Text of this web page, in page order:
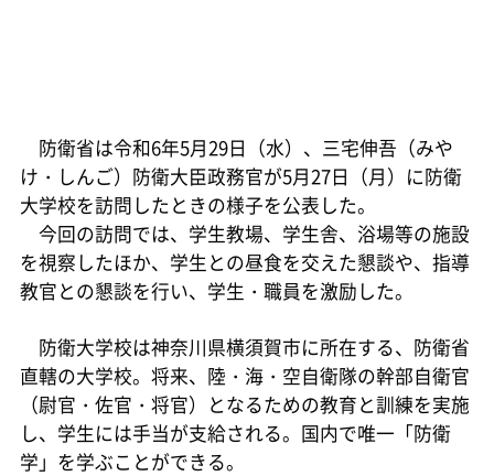
防衛省は令和6年5月29日（水）、三宅伸吾（みや
け・しんご）防衛大臣政務官が5月27日（月）に防衛
大学校を訪問したときの様子を公表した。
今回の訪問では、学生教場、学生舎、浴場等の施設
を視察したほか、学生との昼食を交えた懇談や、指導
教官との懇談を行い、学生・職員を激励した。
防衛大学校は神奈川県横須賀市に所在する、防衛省
直轄の大学校。将来、陸・海・空自衛隊の幹部自衛官
（尉官・佐官・将官）となるための教育と訓練を実施
し、学生には手当が支給される。国内で唯一「防衛
学」を学ぶことができる。